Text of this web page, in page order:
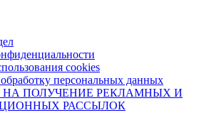
cookies
персональных данных
НА ПОЛУЧЕНИЕ РЕКЛАМНЫХ И
РАССЫЛОК